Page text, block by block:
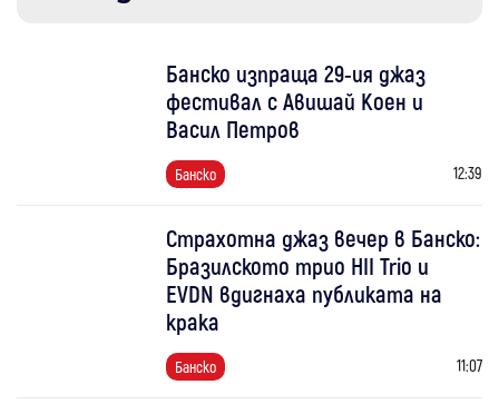
Банско изпраща 29-ия джаз
фестивал с Авишай Коен и
Васил Петров
Банско 12:39
Страхотна джаз вечер в Банско:
Бразилското трио HII Trio и
EVDN вдигнаха публиката на
крака
Банско 11:07